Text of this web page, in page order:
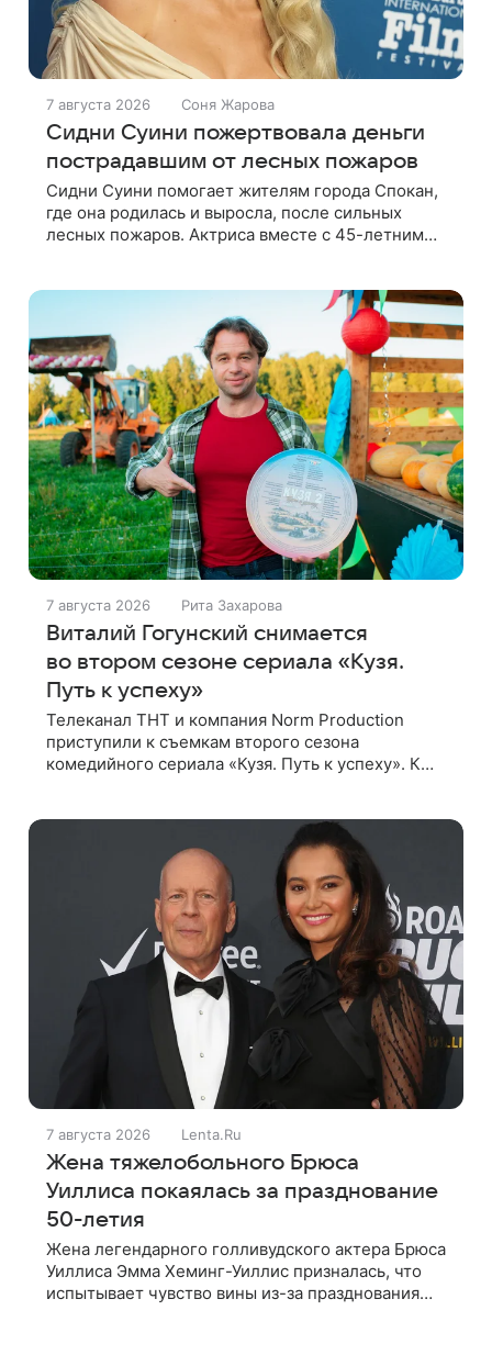
7 августа 2026 Соня Жарова
Сидни Суини пожертвовала деньги
пострадавшим от лесных пожаров
Сидни Суини помогает жителям города Спокан,
где она родилась и выросла, после сильных
лесных пожаров. Актриса вместе с 45-летним
7 августа 2026 Рита Захарова
Виталий Гогунский снимается
во втором сезоне сериала «Кузя.
Путь к успеху»
Телеканал ТНТ и компания Norm Production
приступили к съемкам второго сезона
комедийного сериала «Кузя. Путь к успеху». К
7 августа 2026 Lenta.Ru
Жена тяжелобольного Брюса
Уиллиса покаялась за празднование
50-летия
Жена легендарного голливудского актера Брюса
Уиллиса Эмма Хеминг-Уиллис призналась, что
испытывает чувство вины из-за празднования